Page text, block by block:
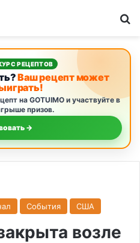
РЕЦЕПТОВ
Ваш рецепт может
на GOTUIMO и участвуйте в
призов.
→
События США
возле